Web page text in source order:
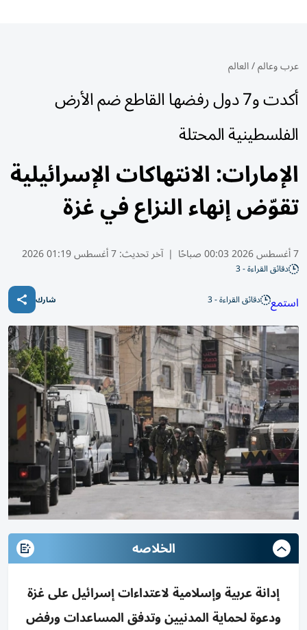
عرب وعالم/العالم
أكدت و7 دول رفضها القاطع ضم الأرض
الفلسطينية المحتلة
الإمارات: الانتهاكات الإسرائيلية
تقوّض إنهاء النزاع في غزة
7 أغسطس 2026 00:03 صباحًا | آخر تحديث:7 أغسطس 01:19 2026
دقائق القراءة - 3
استمع دقائق القراءة - 3 شارك
الخلاصه
إدانة عربية وإسلامية لاعتداءات إسرائيل على غزة
ودعوة لحماية المدنيين وتدفق المساعدات ورفض